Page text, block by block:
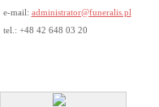
e-mail: administrator@funeralis.pl
tel.: +48 42 648 03 20